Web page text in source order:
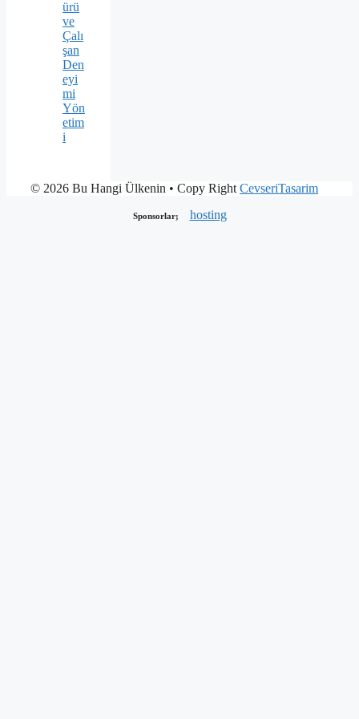
ürü
ve
Çalı
şan
Den
eyi
mi
Yön
etim
i
© 2026 Bu Hangi Ülkenin • Copy Right CevseriTasarim
Sponsorlar; hosting